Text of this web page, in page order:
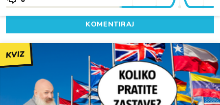
KOMENTIRAJ
KVIZ